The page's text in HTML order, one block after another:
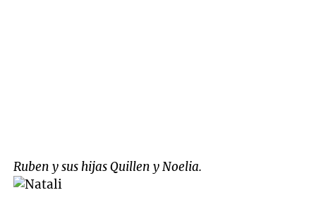
Ruben y sus hijas Quillen y Noelia.